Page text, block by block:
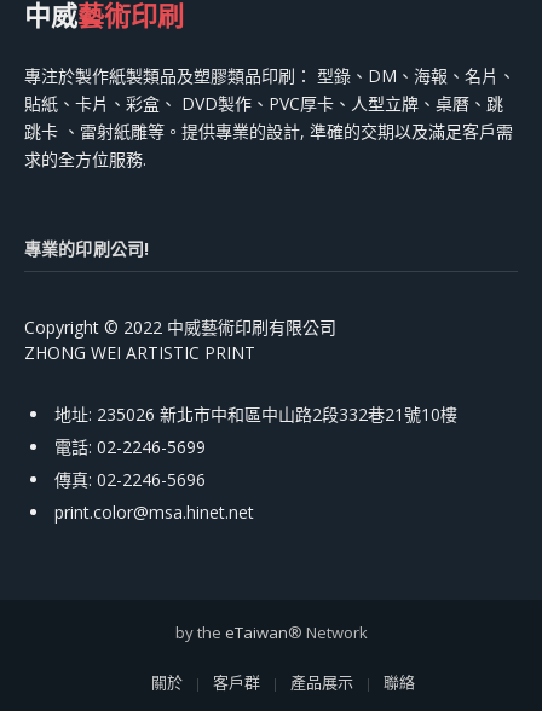
中威藝術印刷
專注於製作紙製類品及塑膠類品印刷： 型錄、DM、海報、名片、
貼紙、卡片、彩盒、 DVD製作、PVC厚卡、人型立牌、桌曆、跳
跳卡 、雷射紙雕等。提供專業的設計, 準確的交期以及滿足客戶需
求的全方位服務.
專業的印刷公司!
Copyright © 2022 中威藝術印刷有限公司
ZHONG WEI ARTISTIC PRINT
地址: 235026 新北市中和區中山路2段332巷21號10樓
電話: 02-2246-5699
傳真: 02-2246-5696
print.color@msa.hinet.net
by the eTaiwan® Network
關於 客戶群 產品展示 聯絡